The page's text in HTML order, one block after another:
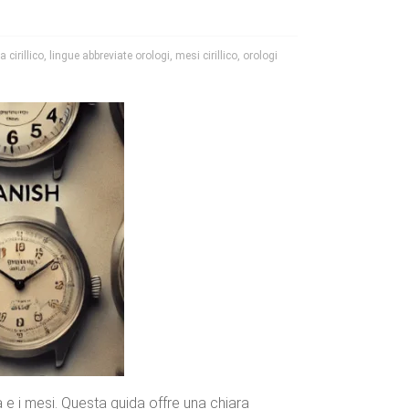
cirillico, lingue abbreviate orologi, mesi cirillico, orologi
i mesi. Questa guida offre una chiara